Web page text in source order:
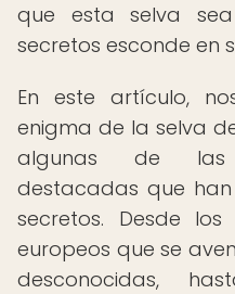
que esta selva
secretos esconde en
En este artículo,
enigma de la selva
algunas de las
destacadas que
secretos. Desde los
europeos que se
desconocidas,